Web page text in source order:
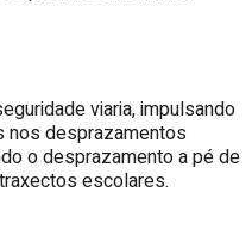
viaria, impulsando
nos desprazamentos
o desprazamento a pé de
escolares.